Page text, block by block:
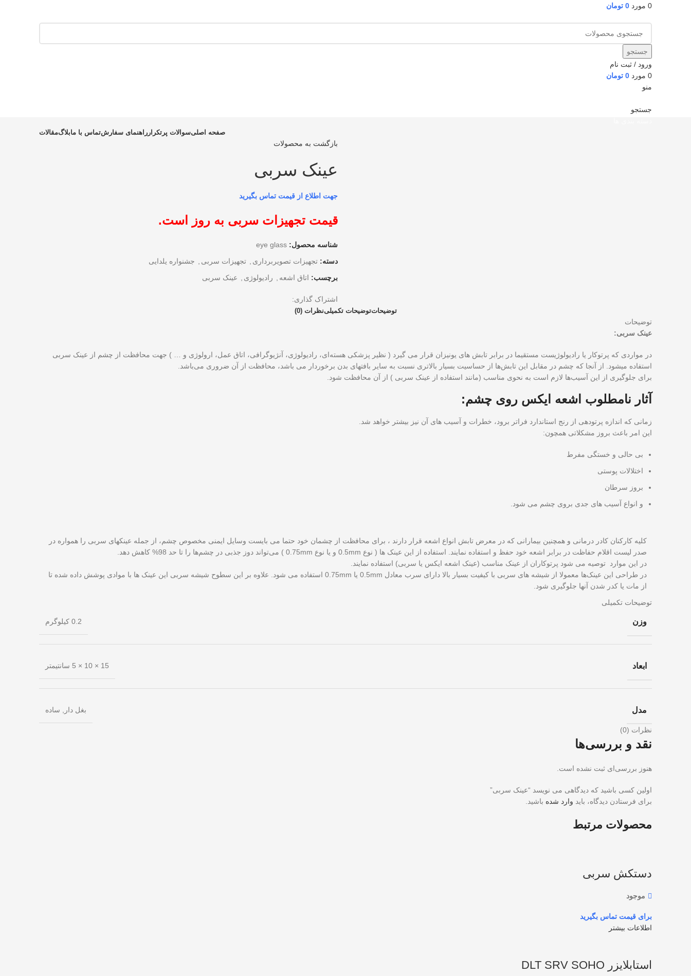
0 مورد 0 تومان
جستجو
ورود / ثبت نام
0 مورد 0 تومان
منو
جستجو
صفحه اصلیسوالات پرتکرار راهنمای سفارشتماس با مابلاگمقالات
بازگشت به محصولات
عینک سربی
قیمت تجهیزات سربی به روز است.
شناسه محصول: eye glass
دسته: تجهیزات تصویربرداری تجهیزات سربی
جشنواره یلدایی
برچسب: اتاق اشعه رادیولوژی عینک سربی
اشتراک گذاری:
توضیحاتتوضیحات تکمیلینظرات (0)
توضیحات
عینک سربی:
در مواردی که پرتوکار یا رادیولوژیست مستقیما در برابر تابش های یونیزان قرار می گیرد ( نظیر پزشکی هسته‌ای، رادیولوژی، آنژیوگرافی، اتاق عمل، ارولوژی و … ) جهت محافظت از چشم از عینک سربی
استفاده میشود. از آنجا که چشم در مقابل این تابش‌ها از حساسیت بسیار بالاتری نسبت به سایر بافتهای بدن برخوردار می باشد، محافظت از آن ضروری می‌باشد.
برای جلوگیری از این آسیب‌ها لازم است به نحوی مناسب (مانند استفاده از عینک سربی ) از آن محافظت شود.
آثار نامطلوب اشعه ایکس روی چشم:
زمانی که اندازه پرتودهی از رنج استاندارد فراتر برود، خطرات و آسیب های آن نیز بیشتر خواهد شد.
این امر باعث بروز مشکلاتی همچون:
بی حالی و خستگی مفرط
اختلالات پوستی
بروز سرطان
و انواع آسیب های جدی بروی چشم می شود.
کلیه کارکنان کادر درمانی و همچنین بیمارانی که در معرض تابش انواع اشعه قرار دارند ، برای محافظت از چشمان خود حتما می بایست وسایل ایمنی مخصوص چشم، از جمله عینکهای سربی را همواره در
صدر لیست اقلام حفاظت در برابر اشعه خود حفظ و استفاده نمایند. استفاده از این عینک ها ( نوع 0.5mm و یا نوع 0.75mm ) می‌تواند دوز جذبی در چشم‌ها را تا حد 98% کاهش دهد.
در این موارد توصیه می شود پرتوکاران از عینک مناسب (عینک اشعه ایکس یا سربی) استفاده نمایند.
در طراحی این عینک‌ها معمولا از شیشه های سربی با کیفیت بسیار بالا دارای سرب معادل 0.5mm یا 0.75mm استفاده می شود. علاوه بر این سطوح شیشه سربی این عینک ها با موادی پوشش داده شده تا
از مات یا کدر شدن آنها جلوگیری شود.
توضیحات تکمیلی
وزن 0.2 کیلوگرم
ابعاد 15 × 10 × 5 سانتیمتر
مدل بغل دار, ساده
نظرات (0)
نقد و بررسی‌ها
هنوز بررسی‌ای ثبت نشده است.
اولین کسی باشید که دیدگاهی می نویسد “عینک سربی”
برای فرستادن دیدگاه، باید وارد شده باشید.
محصولات مرتبط
دستکش سربی
موجود
اطلاعات بیشتر
استابلایزر DLT SRV SOHO